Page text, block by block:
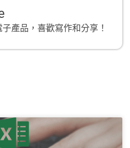
產品，喜歡寫作和分享！